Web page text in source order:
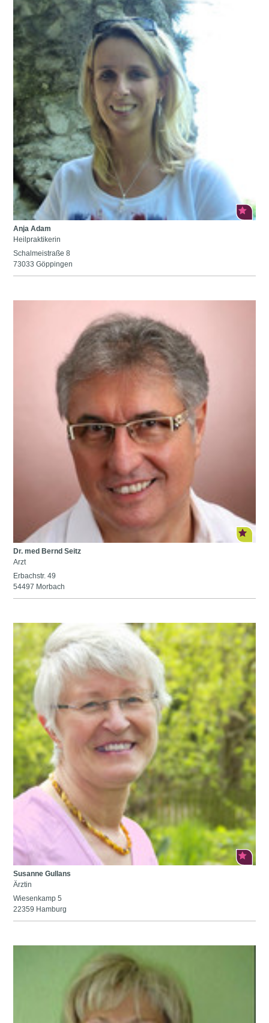
Anja Adam
Heilpraktikerin
Schalmeistraße 8
73033 Göppingen
Dr. med Bernd Seitz
Arzt
Erbachstr. 49
54497 Morbach
Susanne Gullans
Ärztin
Wiesenkamp 5
22359 Hamburg